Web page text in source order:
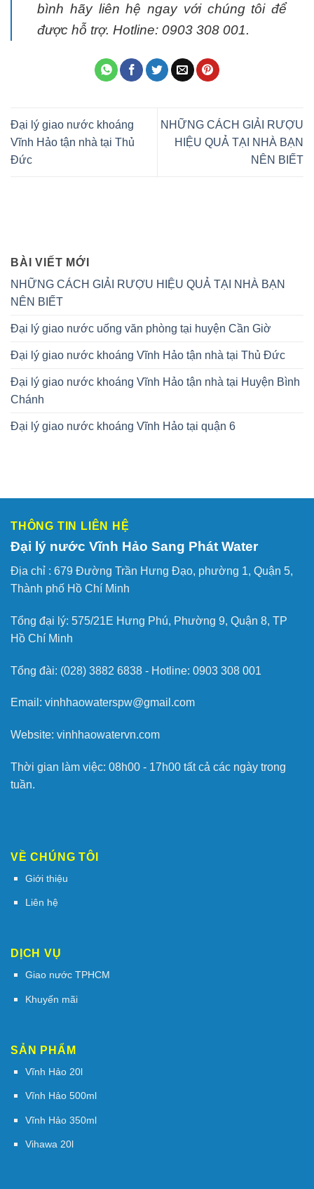
bình hãy liên hệ ngay với chúng tôi để
được hỗ trợ. Hotline: 0903 308 001.
Đại lý giao nước khoáng
Vĩnh Hảo tận nhà tại Thủ
Đức
NHỮNG CÁCH GIẢI RƯỢU
HIỆU QUẢ TẠI NHÀ BẠN
NÊN BIẾT
BÀI VIẾT MỚI
NHỮNG CÁCH GIẢI RƯỢU HIỆU QUẢ TẠI NHÀ BẠN
NÊN BIẾT
Đại lý giao nước uống văn phòng tại huyện Cần Giờ
Đại lý giao nước khoáng Vĩnh Hảo tận nhà tại Thủ Đức
Đại lý giao nước khoáng Vĩnh Hảo tận nhà tại Huyện Bình
Chánh
Đại lý giao nước khoáng Vĩnh Hảo tại quận 6
THÔNG TIN LIÊN HỆ
Đại lý nước Vĩnh Hảo Sang Phát Water
Địa chỉ : 679 Đường Trần Hưng Đạo, phường 1, Quận 5,
Thành phố Hồ Chí Minh
Tổng đại lý: 575/21E Hưng Phú, Phường 9, Quận 8, TP
Hồ Chí Minh
Tổng đài: (028) 3882 6838 - Hotline: 0903 308 001
Email: vinhhaowaterspw@gmail.com
Website: vinhhaowatervn.com
Thời gian làm việc: 08h00 - 17h00 tất cả các ngày trong
tuần.
VỀ CHÚNG TÔI
Giới thiệu
Liên hệ
DỊCH VỤ
Giao nước TPHCM
Khuyến mãi
SẢN PHẨM
Vĩnh Hảo 20l
Vĩnh Hảo 500ml
Vĩnh Hảo 350ml
Vihawa 20l